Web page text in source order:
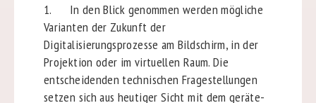
1. In den Blick genommen werden mögliche
Varianten der Zukunft der
Digitalisierungsprozesse am Bildschirm, in der
Projektion oder im virtuellen Raum. Die
entscheidenden technischen Fragestellungen
setzen sich aus heutiger Sicht mit dem geräte-